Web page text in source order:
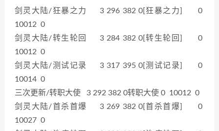
剑灵大陆/狂暴之力 3 296 382 0[狂暴之力] 0
10012 0
剑灵大陆/转生轮回 3 284 382 0[转生轮回] 0
10012 0
剑灵大陆/测试记录 3 317 395 0[测试记录] 0
10014 0
三次更新/转职大使 3 292 382 0转职大使 0 10012 0
剑灵大陆/首杀首爆 3 269 382 0[首杀首爆] 0
10027 0